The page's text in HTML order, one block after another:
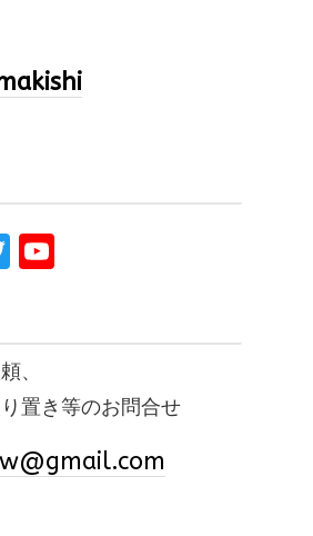
T
te
r
T
u
b
e
、
置き等のお問合せ